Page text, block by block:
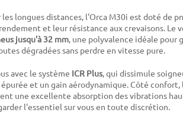
longues distances, l'Orca M30i est doté de
et leur résistance aux crevaisons. Le
jusqu'à 32 mm, une polyvalence idéale pour
dégradées sans perdre en vitesse pure.
avec le système ICR Plus, qui dissimule
et un gain aérodynamique. Côté confort,
une excellente absorption des vibrations
l'essentiel sur vous en toute discrétion.